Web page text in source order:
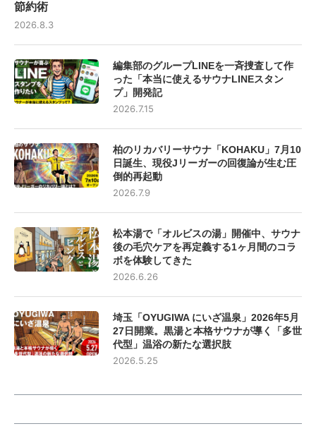
節約術
2026.8.3
編集部のグループLINEを一斉捜査して作
った「本当に使えるサウナLINEスタン
プ」開発記
2026.7.15
柏のリカバリーサウナ「KOHAKU」7月10
日誕生、現役Jリーガーの回復論が生む圧
倒的再起動
2026.7.9
松本湯で「オルビスの湯」開催中、サウナ
後の毛穴ケアを再定義する1ヶ月間のコラ
ボを体験してきた
2026.6.26
埼玉「OYUGIWA にいざ温泉」2026年5月
27日開業。黒湯と本格サウナが導く「多世
代型」温浴の新たな選択肢
2026.5.25